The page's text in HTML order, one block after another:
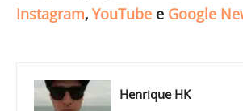
Instagram, YouTube e Google
Henrique HK